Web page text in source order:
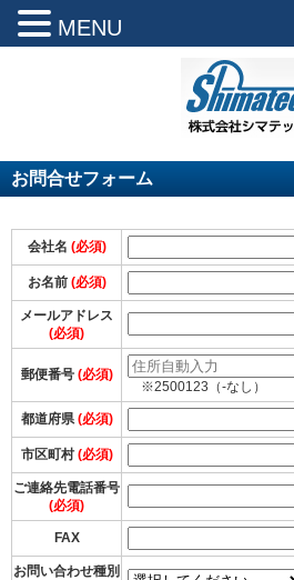
お問合せフォーム
会社名 (必須)
お名前 (必須)
メールアドレス
(必須)
郵便番号 (必須)
※2500123（-なし）
都道府県(必須)
市区町村(必須)
ご連絡先電話番号
(必須)
FAX
お問い合わせ種別
MENU